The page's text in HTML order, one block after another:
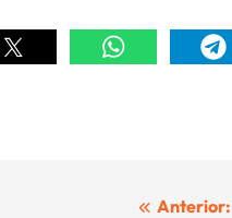
Anterior: